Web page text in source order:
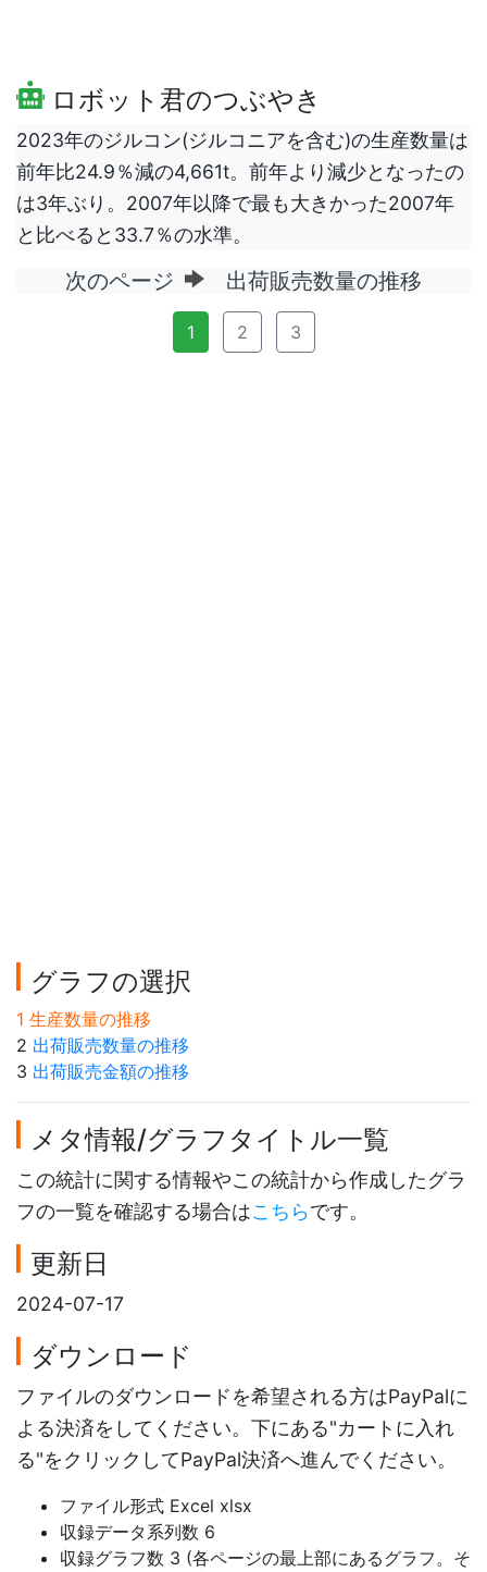
ロボット君のつぶやき
2023年のジルコン(ジルコニアを含む)の生産数量は
前年比24.9％減の4,661t。前年より減少となったの
は3年ぶり。2007年以降で最も大きかった2007年
と比べると33.7％の水準。
次のページ 出荷販売数量の推移
1 2 3
グラフの選択
1 生産数量の推移
2 出荷販売数量の推移
3 出荷販売金額の推移
メタ情報/グラフタイトル一覧
この統計に関する情報やこの統計から作成したグラ
フの一覧を確認する場合はこちらです。
更新日
2024-07-17
ダウンロード
ファイルのダウンロードを希望される方はPayPalに
よる決済をしてください。下にある"カートに入れ
る"をクリックしてPayPal決済へ進んでください。
ファイル形式 Excel xlsx
収録データ系列数 6
収録グラフ数 3 (各ページの最上部にあるグラフ。そ